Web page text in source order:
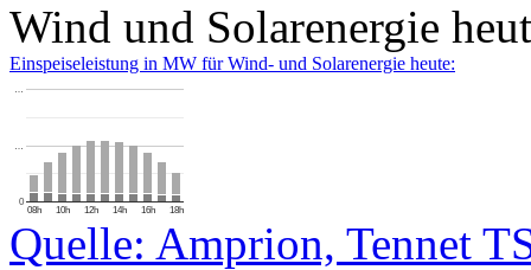
Wind und Solarenergie
Einspeiseleistung in MW für Wind- und Solarenergie heute:
08h 10h 12h 14h 16h 18h
0
…
…
Quelle: Amprion, Tennet